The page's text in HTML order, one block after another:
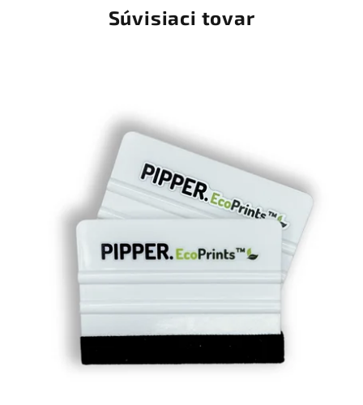
Súvisiaci tovar